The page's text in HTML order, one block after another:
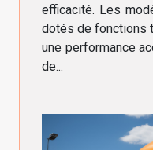
efficacité. Les
dotés de fonctions
une performance
de...